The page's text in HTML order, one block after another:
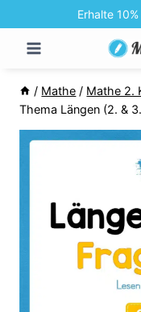
Inhalt
springen
Erhalte
/ Mathe / Mathe 2.
Thema Längen (2. &